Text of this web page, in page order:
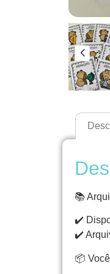
📚
✔️
✔️
📦